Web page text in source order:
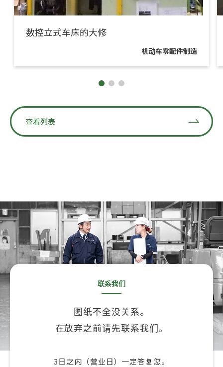
数控立式车床的大修
机动车零配件制造
查看列表
联系我们
图纸不全没关系。
在放弃之前请先联系我们。
3日之内（营业日）一定答复您。